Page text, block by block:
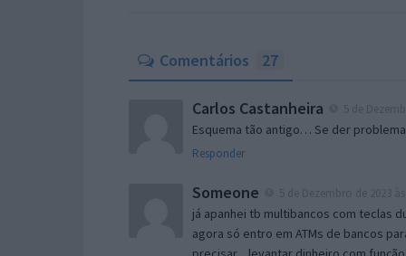
Comentários 27
Carlos Castanheira
Esquema tão antigo… Se der
Responder
Someone
já apanhei tb multibancos com teclas
agora só entro em ATMs de bancos